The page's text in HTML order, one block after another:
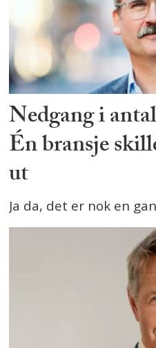
Nedgang i
Én bransje
ut
Ja da, det er nok en